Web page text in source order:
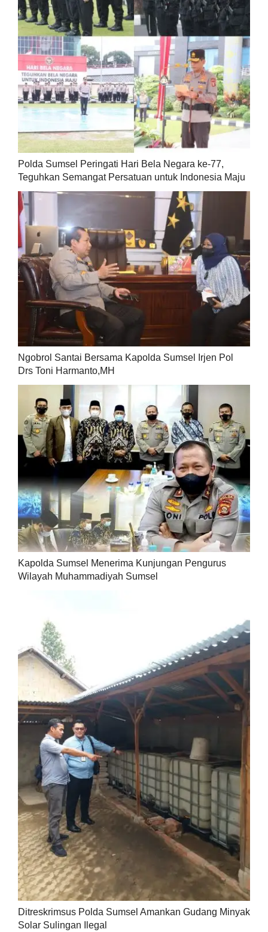
Polda Sumsel Peringati Hari Bela Negara ke-77,
Teguhkan Semangat Persatuan untuk Indonesia Maju
Ngobrol Santai Bersama Kapolda Sumsel Irjen Pol
Drs Toni Harmanto,MH
Kapolda Sumsel Menerima Kunjungan Pengurus
Wilayah Muhammadiyah Sumsel
Ditreskrimsus Polda Sumsel Amankan Gudang Minyak
Solar Sulingan Ilegal